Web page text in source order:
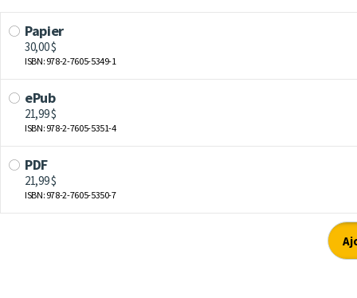
Papier
30,00 $
ISBN: 978-2-7605-5349-1
ePub
21,99 $
ISBN: 978-2-7605-5351-4
PDF
21,99 $
ISBN: 978-2-7605-5350-7